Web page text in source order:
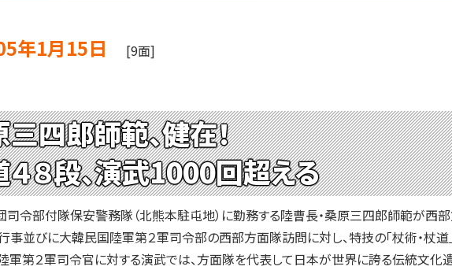
年1月15日 [9面]
四郎師範、健在！
８段、演武1000回超える
司令部付隊保安警務隊（北熊本駐屯地）に勤務する陸曹長・桑原三四郎師範が西
事並びに大韓民国陸軍第２軍司令部の西部方面隊訪問に対し、特技の「杖術・杖
軍第２軍司令官に対する演武では、方面隊を代表して日本が世界に誇る伝統文化